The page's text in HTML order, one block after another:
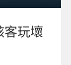
客玩壞